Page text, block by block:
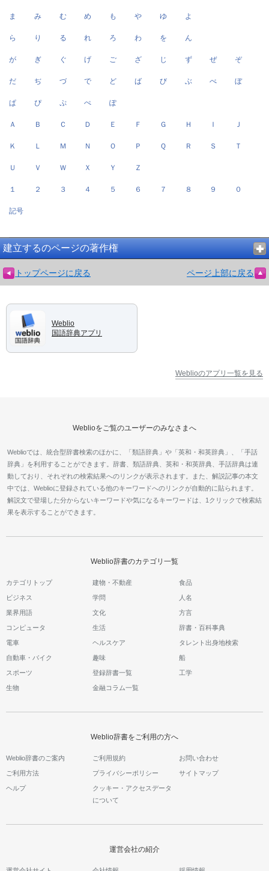
ま み む め も や ゆ よ
ら り る れ ろ わ を ん
が ぎ ぐ げ ご ざ じ ず ぜ ぞ
だ ぢ づ で ど ば び ぶ べ ぼ
ぱ ぴ ぷ ぺ ぽ
Ａ Ｂ Ｃ Ｄ Ｅ Ｆ Ｇ Ｈ Ｉ Ｊ
Ｋ Ｌ Ｍ Ｎ Ｏ Ｐ Ｑ Ｒ Ｓ Ｔ
Ｕ Ｖ Ｗ Ｘ Ｙ Ｚ
１ ２ ３ ４ ５ ６ ７ ８ ９ ０
記号
建立するのページの著作権
トップページに戻る ページ上部に戻る
Weblio
国語辞典アプリ
Weblioのアプリ一覧を見る
Weblioをご覧のユーザーのみなさまへ
Weblioでは、統合型辞書検索のほかに、「類語辞典」や「英和・和英辞典」、「手話
辞典」を利用することができます。辞書、類語辞典、英和・和英辞典、手話辞典は連
動しており、それぞれの検索結果へのリンクが表示されます。また、解説記事の本文
中では、Weblioに登録されている他のキーワードへのリンクが自動的に貼られます。
解説文で登場した分からないキーワードや気になるキーワードは、1クリックで検索結
果を表示することができます。
Weblio辞書のカテゴリ一覧
カテゴリトップ 建物・不動産 食品
ビジネス 学問 人名
業界用語 文化 方言
コンピュータ 生活 辞書・百科事典
電車 ヘルスケア タレント出身地検索
自動車・バイク 趣味 船
スポーツ 登録辞書一覧 工学
生物 金融コラム一覧
Weblio辞書をご利用の方へ
Weblio辞書のご案内 ご利用規約 お問い合わせ
ご利用方法 プライバシーポリシー サイトマップ
ヘルプ
クッキー・アクセスデータ
について
運営会社の紹介